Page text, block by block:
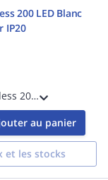
200 LED Blanc
IP20
Balisage Borgo Trimless 200 LED Blanc mat référence 1212038 univers Intérieur source incluse 1 x 2W LED dimmable driver requis IP20 Classe III - Basse tension Zone 3
au panier
et les stocks